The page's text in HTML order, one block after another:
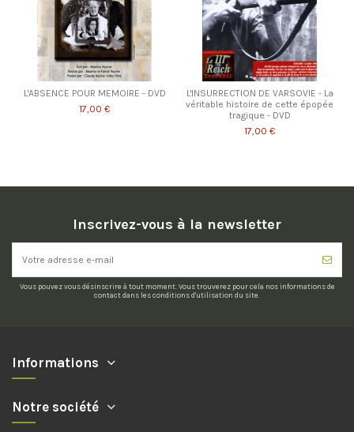
L'ABSENCE POUR MEMOIRE - DVD
17,00 €
L'INSURRECTION DE VARSOVIE - La
véritable histoire de cette épopée
tragique - DVD
17,00 €
Inscrivez-vous à la newsletter
Vous pouvez vous désinscrire à tout moment. Vous trouverez pour cela nos informations de
contact dans les conditions d'utilisation du site.
Informations
Notre société